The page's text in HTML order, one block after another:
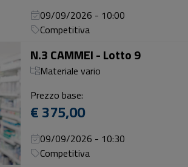
09/09/2026 - 10:00
Competitiva
N.3 CAMMEI - Lotto 9
Materiale vario
Prezzo base:
€ 375,00
09/09/2026 - 10:30
Competitiva